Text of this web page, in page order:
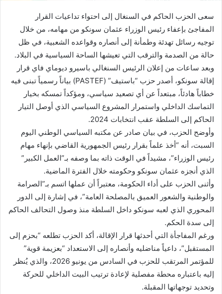
سعى الحزب الحاكم في السنغال إلى احتواء تداعيات القرار
المفاجئ بإعفاء رئيس الوزراء عثمان سونكو من مهامه، من خلال
توجيه رسائل تهدئة وطمأنة إلى أنصاره وقواعده الشعبية، في ظل
حالة من الصدمة والترقب التي تعيشها الساحة السياسية في البلاد.
وبعد ساعات من إعلان الرئيس السنغالي باسيرو ديوماي فاي قرار
إقالة سونكو، أصدر حزب “باستيف” (PASTEF) بياناً رسمياً تبنى فيه
خطاباً هادئاً، مبتعداً عن أي تصعيد سياسي، ومؤكداً تمسكه بخيار
التماسك الداخلي واستمرار المشروع السياسي الذي أوصل التيار
الحاكم إلى السلطة عقب انتخابات 2024.
وأوضح الحزب، في بيان صادر عن مكتبه السياسي الوطني اليوم
السبت، أنه “أخذ علماً بقرار رئيس الجمهورية القاضي بإنهاء مهام
رئيس الوزراء”، مشيداً في الوقت ذاته بما وصفه بـ”العمل الكبير”
الذي أنجزه عثمان سونكو وحكومته خلال الفترة الماضية.
وأثنى الحزب على أداء الحكومة، معتبراً أن عملها اتسم بـ”الصرامة
والوطنية والشعور العميق بالمصلحة العامة”، في إشارة إلى الدور
المحوري الذي لعبه سونكو داخل السلطة منذ وصول التحالف الحاكم
إلى سدة الحكم.
ورغم المفاجأة التي أحدثها قرار الإقالة، أكد الحزب تطلعه “بحزم إلى
المستقبل”، داعياً مناضليه وأنصاره إلى الاستعداد “بعزيمة قوية”
للمؤتمر المرتقب للحزب في السادس من يونيو 2026، والذي يُنظر
إليه باعتباره محطة مفصلية لإعادة ترتيب البيت الداخلي للحركة
وتحديد توجهاتها المقبلة.